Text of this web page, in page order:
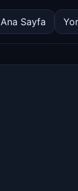
Ana Sayfa